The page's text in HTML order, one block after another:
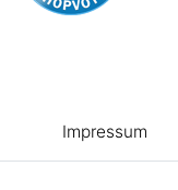
Impressum